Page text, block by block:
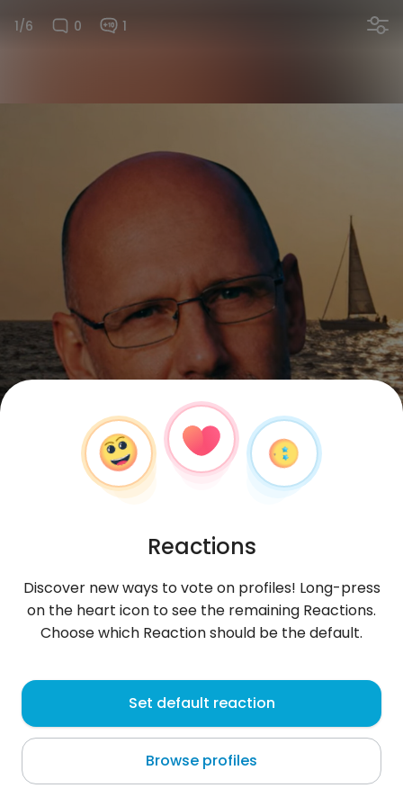
1/6 0 1
christopheaigouy
Poitiers
Bonjour toi, Je m'appelle Christophe un homme
entier, la fois solide et sensible, avec des cicatrices
Reactions
Discover new ways to vote on profiles! Long-press
on the heart icon to see the remaining Reactions.
Choose which Reaction should be the default.
Set default reaction
Browse profiles